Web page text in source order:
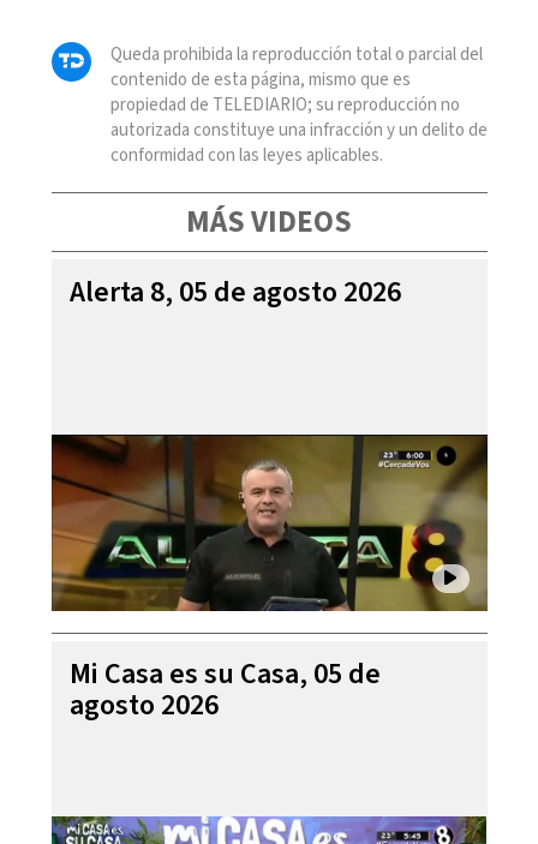
Queda prohibida la reproducción total o parcial del
contenido de esta página, mismo que es
propiedad de TELEDIARIO; su reproducción no
autorizada constituye una infracción y un delito de
conformidad con las leyes aplicables.
MÁS VIDEOS
Alerta 8, 05 de agosto 2026
Mi Casa es su Casa, 05 de
agosto 2026